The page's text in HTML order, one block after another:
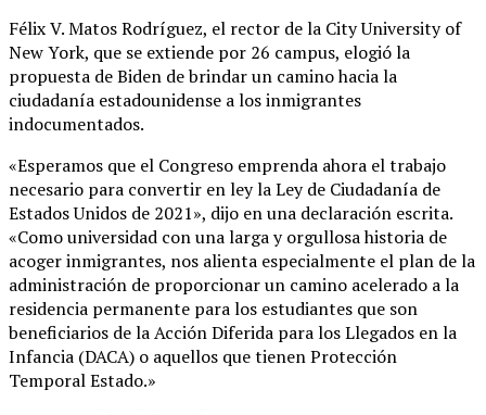
Félix V. Matos Rodríguez, el rector de la City University of
New York, que se extiende por 26 campus, elogió la
propuesta de Biden de brindar un camino hacia la
ciudadanía estadounidense a los inmigrantes
indocumentados.
«Esperamos que el Congreso emprenda ahora el trabajo
necesario para convertir en ley la Ley de Ciudadanía de
Estados Unidos de 2021», dijo en una declaración escrita.
«Como universidad con una larga y orgullosa historia de
acoger inmigrantes, nos alienta especialmente el plan de la
administración de proporcionar un camino acelerado a la
residencia permanente para los estudiantes que son
beneficiarios de la Acción Diferida para los Llegados en la
Infancia (DACA) o aquellos que tienen Protección
Temporal Estado.»